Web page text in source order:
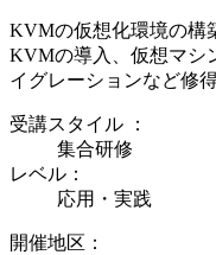
KVMの仮想化環境の構
KVMの導入、仮想マシ
イグレーションなど修得
受講スタイル ：
集合研修
レベル：
応用・実践
開催地区：